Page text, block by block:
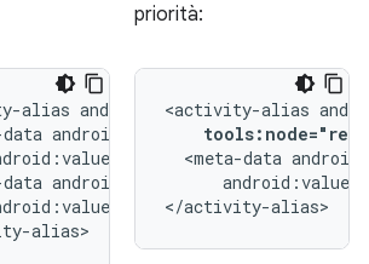
alias
data
data
quack"/>
alias>
priorità:
<activity-alias
<meta-data
</activity-alias>